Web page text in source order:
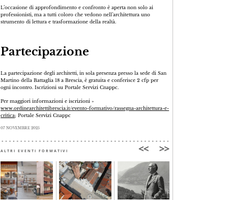
L’occasione di approfondimento e confronto è aperta non solo ai
professionisti, ma a tutti coloro che vedono nell’architettura uno
strumento di lettura e trasformazione della realtà.
Partecipazione
La partecipazione degli architetti, in sola presenza presso la sede di San
Martino della Battaglia 18 a Brescia, è gratuita e conferisce 2 cfp per
ogni incontro. Iscrizioni su Portale Servizi Cnappc.
Per maggiori informazioni e iscrizioni »
www.ordinearchitettibrescia.it/evento-formativo/rassegna-architettura-e-
critica; Portale Servizi Cnappc
07 NOVEMBRE 2025
ALTRI EVENTI FORMATIVI